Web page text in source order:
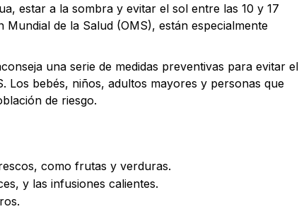
estar a la sombra y evitar el sol entre las 10 y 17
de la Salud (OMS), están especialmente
una serie de medidas preventivas para evitar el
Los bebés, niños, adultos mayores y personas que
de riesgo.
como frutas y verduras.
y las infusiones calientes.